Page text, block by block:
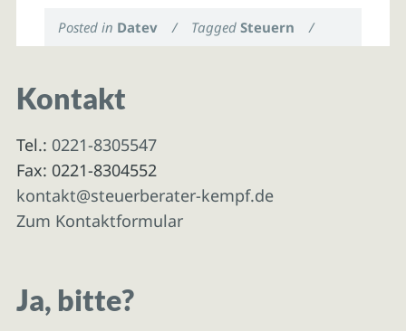
Posted in Datev / TaggedSteuern /
Kontakt
Tel.: 0221-8305547
Fax: 0221-8304552
kontakt@steuerberater-kempf.de
Zum Kontaktformular
Ja, bitte?